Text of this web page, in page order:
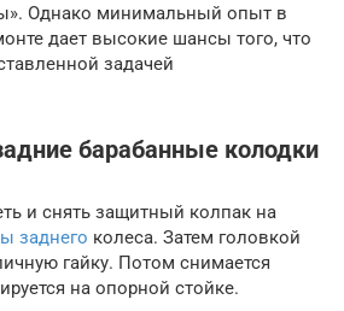
Однако минимальный опыт в
дает высокие шансы того, что
задачей
барабанные колодки
и снять защитный колпак на
заднего колеса. Затем головкой
гайку. Потом снимается
на опорной стойке.